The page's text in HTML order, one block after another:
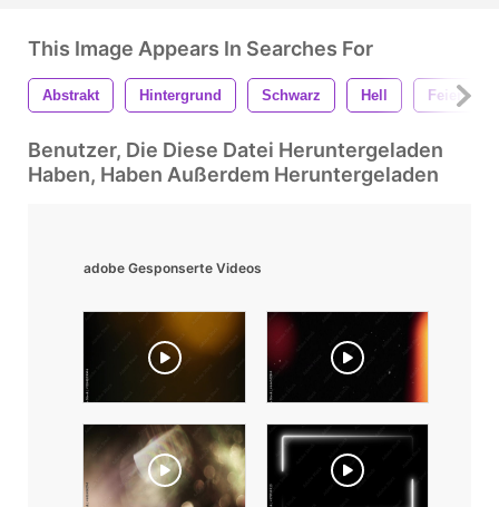
This Image Appears In Searches For
Abstrakt Hintergrund Schwarz Hell Feier
Benutzer, Die Diese Datei Heruntergeladen
Haben, Haben Außerdem Heruntergeladen
adobe Gesponserte Videos